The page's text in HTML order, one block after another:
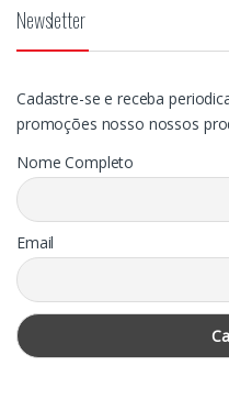
Newsletter
Cadastre-se e receba
promoções nosso nossos
Nome Completo
Email